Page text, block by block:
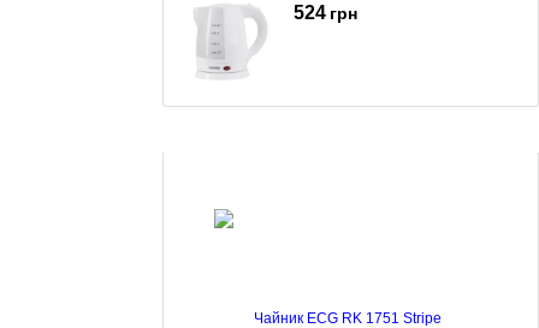
524 грн
Чайник ECG RK 1751 Stripe